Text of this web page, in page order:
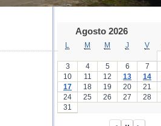
Agosto 2026
M M J V
3
4 5 6 7
10
11 12 13 14
17
18 19 20 21
24
25 26 27 28
31